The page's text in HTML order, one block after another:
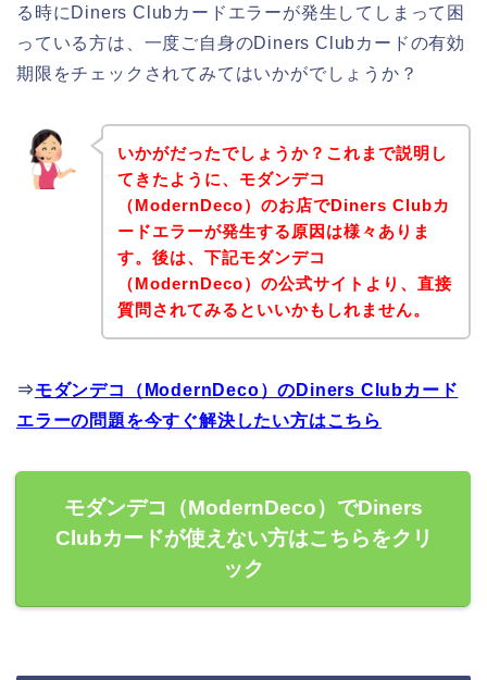
る時にDiners Clubカードエラーが発生してしまって困
っている方は、一度ご自身のDiners Clubカードの有効
期限をチェックされてみてはいかがでしょうか？
いかがだったでしょうか？これまで説明し
てきたように、モダンデコ
（ModernDeco）のお店でDiners Clubカ
ードエラーが発生する原因は様々ありま
す。後は、下記モダンデコ
（ModernDeco）の公式サイトより、直接
質問されてみるといいかもしれません。
⇒モダンデコ（ModernDeco）のDiners Clubカード
エラーの問題を今すぐ解決したい方はこちら
モダンデコ（ModernDeco）でDiners
Clubカードが使えない方はこちらをクリ
ック